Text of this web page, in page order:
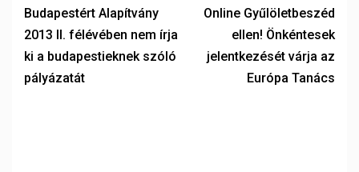
Budapestért Alapítvány
2013 II. félévében nem írja
ki a budapestieknek szóló
pályázatát
Online Gyűlöletbeszéd
ellen! Önkéntesek
jelentkezését várja az
Európa Tanács